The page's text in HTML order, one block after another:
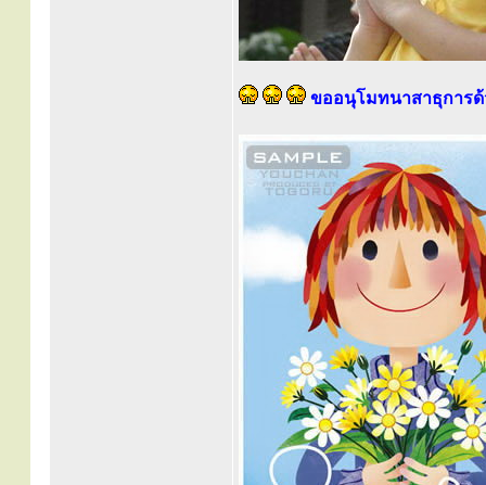
ขออนุโมทนาสาธุการด้